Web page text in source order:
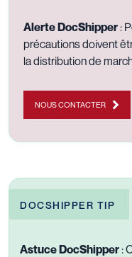
Alerte DocShipper :
précautions doivent
la distribution de
NOUS CONTACTER
DOCSHIPPER TIP
Astuce DocShipper :